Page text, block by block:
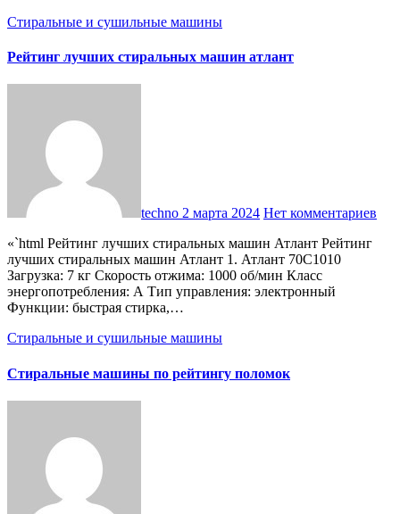
Стиральные и сушильные машины
Рейтинг лучших стиральных машин атлант
techno 2 марта 2024 Нет комментариев
«`html Рейтинг лучших стиральных машин Атлант Рейтинг
лучших стиральных машин Атлант 1. Атлант 70С1010
Загрузка: 7 кг Скорость отжима: 1000 об/мин Класс
энергопотребления: А Тип управления: электронный
Функции: быстрая стирка,…
Стиральные и сушильные машины
Стиральные машины по рейтингу поломок